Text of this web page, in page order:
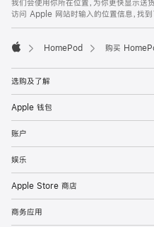
我们会使用你所在位置，为你更快显示送
访问 Apple 网站时输入的位置信息，找到
HomePod 购买
选购及了解
Apple 钱包
账户
娱乐
Apple Store 商店
商务应用